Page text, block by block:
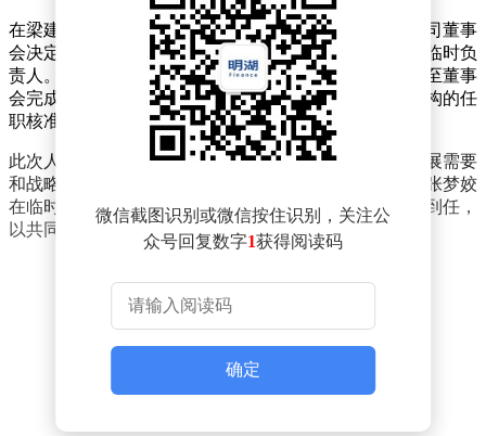
在梁建刚离职后，为确保公司日常运营的平稳过渡，公司董事
会决定由董事长张梦姣暂时接任总经理一职，担任公司临时负
责人。张梦姣将在此期间全面负责公司的管理工作，直至董事
会完成新任总经理的聘任程序，并获得相关金融监管机构的任
职核准。
此次人事变动是荷全保险资产管理有限公司根据自身发展需要
和战略规划所做出的重要决策。公司表示，将全力支持张梦姣
在临时负责人岗位上的工作，并期待新任总经理的尽快到任，
以共同推动公司业务的持续稳健发展。
微信截图识别或微信按住识别，关注公
众号回复数字1获得阅读码
确定